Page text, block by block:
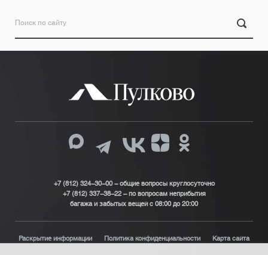
+7 (812) 324-30-00 - общие вопросы круглосуточно
+7 (812) 337-38-22 – по вопросам неприбытия
багажа и забытых вещей с 08:00 до 20:00
Раскрытие информации Политика конфиденциальности Карта сайта